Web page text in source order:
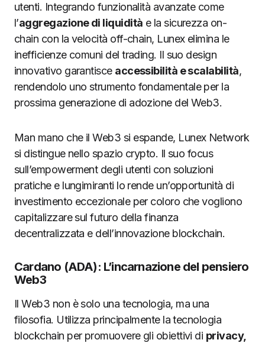
utenti. Integrando funzionalità avanzate come
l’aggregazione di liquidità e la sicurezza on-
chain con la velocità off-chain, Lunex elimina le
inefficienze comuni del trading. Il suo design
innovativo garantisce accessibilità e scalabilità,
rendendolo uno strumento fondamentale per la
prossima generazione di adozione del Web3.
Man mano che il Web3 si espande, Lunex Network
si distingue nello spazio crypto. Il suo focus
sull’empowerment degli utenti con soluzioni
pratiche e lungimiranti lo rende un’opportunità di
investimento eccezionale per coloro che vogliono
capitalizzare sul futuro della finanza
decentralizzata e dell’innovazione blockchain.
Cardano (ADA): L’incarnazione del pensiero
Web3
Il Web3 non è solo una tecnologia, ma una
filosofia. Utilizza principalmente la tecnologia
blockchain per promuovere gli obiettivi di privacy,